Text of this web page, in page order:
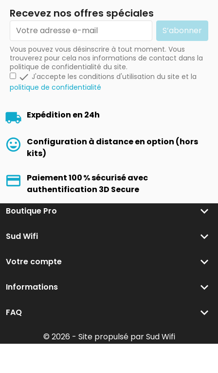
Recevez nos offres spéciales
Vous pouvez vous désinscrire à tout moment. Vous
trouverez pour cela nos informations de contact dans la
politique de confidentialité du site.
 J'accepte les conditions d'utilisation du site et la
politique de confidentialité
Expédition en 24h
Configuration à distance en option (hors
kits)
Paiement 100 % sécurisé avec
authentification 3D Secure
Boutique Pro
keyboard_arrow_down
Sud Wifi keyboard_arrow_down
Votre compte keyboard_arrow_down
Informations keyboard_arrow_down
FAQ keyboard_arrow_down
© 2026 - Site propulsé par Sud Wifi